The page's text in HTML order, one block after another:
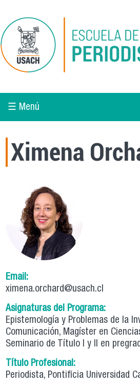
☰ Menú
Ximena
Email:
ximena.orchard@usach.cl
Asignaturas del Programa:
Epistemología y Problemas de la
Comunicación, Magíster en
Seminario de Título I y II en
Título Profesional:
Periodista, Pontificia Universidad